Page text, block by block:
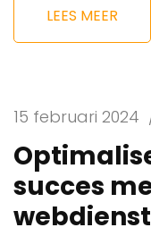
LEES MEER
15 februari 2024
succes